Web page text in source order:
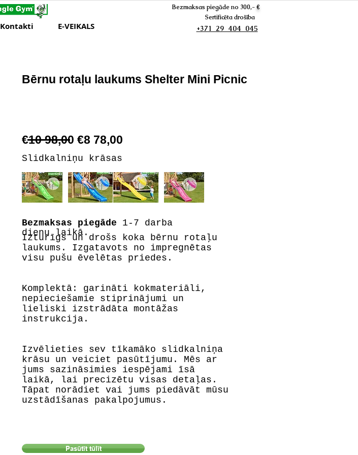
Kontakti E-VEIKALS
Bezmaksas piegāde no 300,- €
Sertificēta drošība
+371 29 404 045
Bērnu rotaļu laukums Shelter Mini Picnic
€10 98,00 €8 78,00
Slidkalniņu krāsas
Bezmaksas piegāde 1-7 darba
dienu laikā.
Izturīgs un drošs koka bērnu rotaļu
laukums. Izgatavots no impregnētas
visu pušu ēvelētas priedes.
Komplektā: garināti kokmateriāli,
nepieciešamie stiprinājumi un
lieliski izstrādāta montāžas
instrukcija.
Izvēlieties sev tīkamāko slidkalniņa
krāsu un veiciet pasūtījumu. Mēs ar
jums sazināsimies iespējami īsā
laikā, lai precizētu visas detaļas.
Tāpat norādiet vai jums piedāvāt mūsu
uzstādīšanas pakalpojumus.
Pasūtīt tūlīt